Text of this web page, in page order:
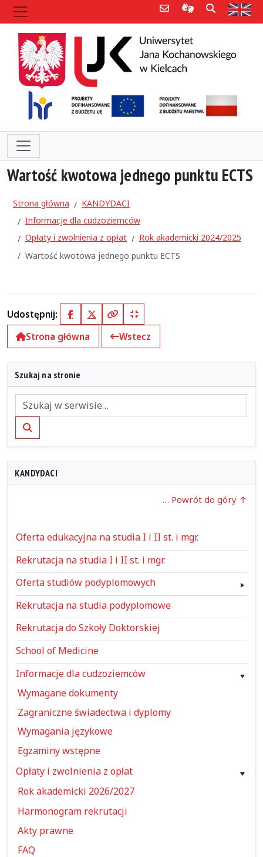
Poczta e-mailInformacje dla
Szukaj
Wartość kwotowa jednego punktu ECTS
Strona główna
KANDYDACI
Informacje dla cudzoziemców
Opłaty i zwolnienia z opłat
Rok akademicki 2024/2025
Wartość kwotowa jednego punktu ECTS
Udostępnij: FacebookX (Twitter)
Kopiuj pełny link
Kopiuj krótki link
Strona główna
Wstecz
Szukaj na stronie
Szukaj
KANDYDACI
… Powrót do góry
Oferta edukacyjna na studia I i II st. i mgr.
Rekrutacja na studia I i II st. i mgr.
Oferta studiów podyplomowych
Rekrutacja na studia podyplomowe
Rekrutacja do Szkoły Doktorskiej
School of Medicine
Informacje dla cudzoziemców
Wymagane dokumenty
Zagraniczne świadectwa i dyplomy
Wymagania językowe
Egzaminy wstępne
Opłaty i zwolnienia z opłat
Rok akademicki 2026/2027
Harmonogram rekrutacji
Akty prawne
FAQ